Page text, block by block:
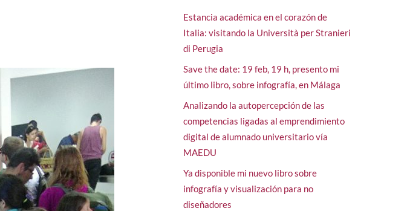
Estancia académica en el corazón de
Italia: visitando la Università per Stranieri
di Perugia
Save the date: 19 feb, 19 h, presento mi
último libro, sobre infografía, en Málaga
Analizando la autopercepción de las
competencias ligadas al emprendimiento
digital de alumnado universitario vía
MAEDU
Ya disponible mi nuevo libro sobre
infografía y visualización para no
diseñadores